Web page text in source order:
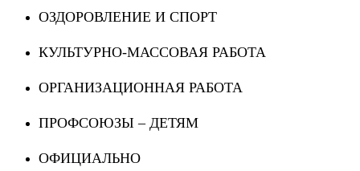
ОЗДОРОВЛЕНИЕ И СПОРТ
КУЛЬТУРНО-МАССОВАЯ РАБОТА
ОРГАНИЗАЦИОННАЯ РАБОТА
ПРОФСОЮЗЫ – ДЕТЯМ
ОФИЦИАЛЬНО